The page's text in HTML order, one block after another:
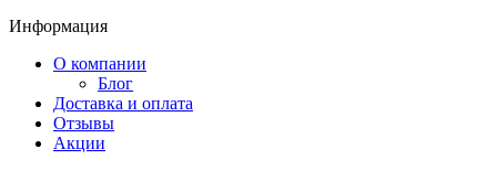
Информация
О компании
Блог
Доставка и оплата
Отзывы
Акции